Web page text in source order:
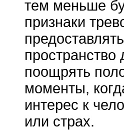
тем меньше
признаки
поощрять
моменты,
интерес к
или страх.